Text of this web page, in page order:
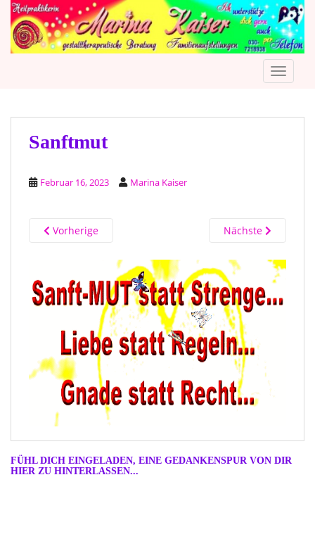
Sanftmut
Februar 16, 2023 Marina Kaiser
Vorherige Nächste
FÜHL DICH EINGELADEN, EINE GEDANKENSPUR VON DIR
HIER ZU HINTERLASSEN...